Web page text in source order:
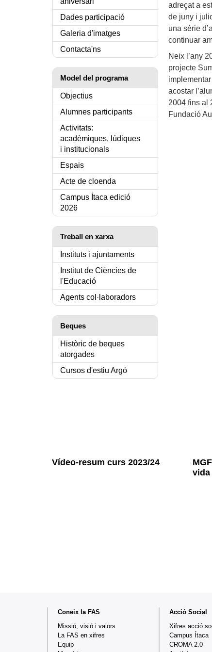
Dades participació
Galeria d'imatges
Contacta'ns
Model del programa
Objectius
Alumnes participants
Activitats:
acadèmiques, lúdiques
i institucionals
Espais
Acte de cloenda
Campus Ítaca edició
2026
Treball en xarxa
Instituts i ajuntaments
Institut de Ciències de
l'Educació
Agents col·laboradors
Beques
Històric de beques
atorgades
Cursos d'estiu Argó
adreçat a
de juny i
una sèrie
continuar
Neix l’any
projecte
acostar
2004 fins al
Fundació
Vídeo-resum curs 2023/24
vida
Coneix la FAS
Missió, visió i valors
La FAS en xifres
Equip
Acció Social
Xifres acció
Campus Ítaca
CROMA 2.0